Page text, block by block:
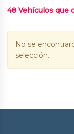
48 Vehículos que
No se
selección.